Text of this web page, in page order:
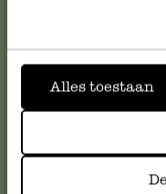
Alles toestaan
Falls Sie Fragen haben